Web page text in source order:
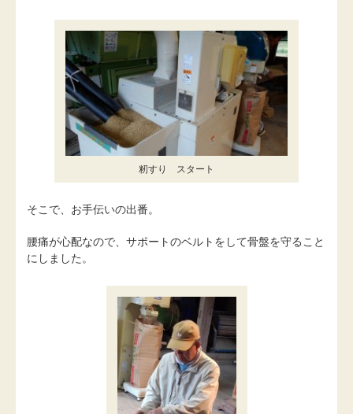
籾すり スタート
そこで、お手伝いの出番。
腰痛が心配なので、サポートのベルトをして骨盤を守ること
にしました。